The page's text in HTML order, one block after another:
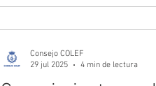
incorporarse a la bolsa de
Consejo COLEF
29 jul 2025
4 min de lectura